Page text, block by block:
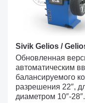
Sivik Gelios /
Обновленная
автоматическим
балансируемого
разрешения 22″,
диаметром 10″-28″.